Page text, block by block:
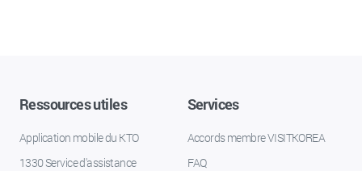
Ressources utiles
Application mobile du KTO
1330 Service d'assistance
Services
Accords membre VISITKOREA
FAQ